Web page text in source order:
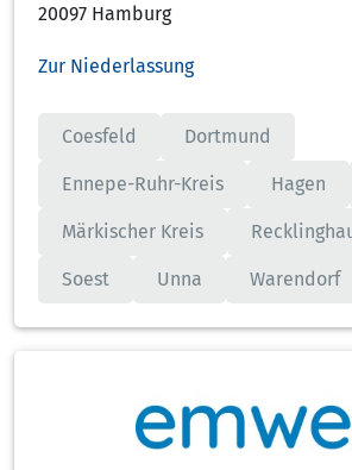
20097 Hamburg
Zur Niederlassung
Coesfeld Dortmund
Ennepe-Ruhr-Kreis Hagen
Märkischer Kreis
Soest Unna Warendorf